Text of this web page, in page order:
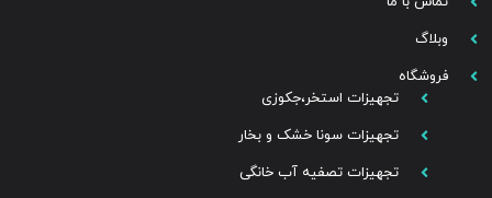
وبلاگ
فروشگاه
تجهیزات استخر،جکوزی
تجهیزات سونا خشک و بخار
تجهیزات تصفیه آب خانگی